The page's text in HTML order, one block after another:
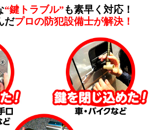
“鍵トラブル”も素早く対応！
だプロの防犯設備士が解決！